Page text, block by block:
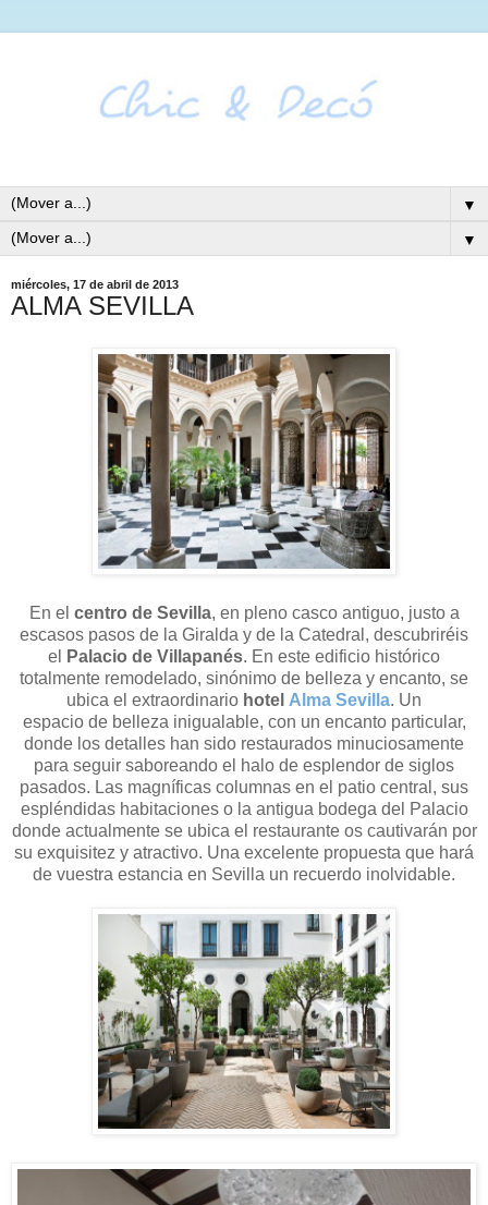
▼
▼
miércoles, 17 de abril de 2013
ALMA SEVILLA
En el centro de Sevilla, en pleno casco antiguo, justo a
escasos pasos de la Giralda y de la Catedral, descubriréis
el
Palacio de Villapanés. En este edificio histórico
totalmente remodelado, sinónimo de belleza y encanto, se
ubica el extraordinario hotel Alma Sevilla. Un
espacio de belleza inigualable, con un encanto particular,
donde los detalles han sido restaurados minuciosamente
para seguir saboreando el halo de esplendor de siglos
pasados. Las magníficas columnas en el patio central, sus
espléndidas habitaciones o la antigua bodega del Palacio
donde actualmente se ubica el restauranteos cautivarán por
su exquisitez y atractivo. Una excelente propuesta que hará
de vuestra estancia en Sevilla un recuerdo inolvidable.